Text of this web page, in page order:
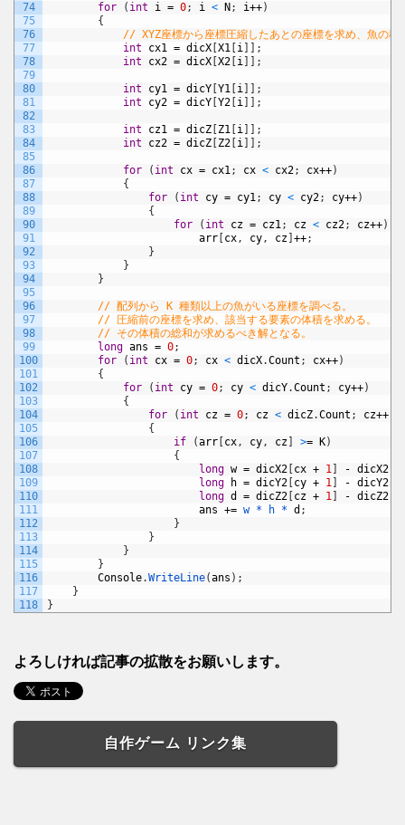
74
75
76
77
78
79
80
81
82
83
84
85
86
87
88
89
90
91
92
93
94
95
96
97
98
99
100
101
102
103
104
105
106
107
108
109
110
111
112
113
114
115
116
117
118
for ( int i = 0; i < N; i++)
{
// XYZ座標から座標圧縮したあとの座標を求め、魚の種
int
cx1 = dicX [X1 [i ] ] ;
int
cx2 = dicX [X2 [i ] ] ;
int cy1 = dicY [Y1 [i ] ] ;
int
cy2 = dicY [Y2 [i ] ] ;
int cz1 = dicZ [Z1 [i ] ] ;
int
cz2 = dicZ [Z2 [i ] ] ;
for ( int cx = cx1 ; cx < cx2; cx++)
{
for
( int cy = cy1 ; cy < cy2; cy++)
{
for
( int cz = cz1 ; cz < cz2; cz++)
arr [cx , cy , cz] ++;
}
}
}
// 配列から K 種類以上の魚がいる座標を調べる。
// 圧縮前の座標を求め、該当する要素の体積を求める。
// その体積の総和が求めるべき解となる。
long ans = 0;
for
( int cx = 0; cx < dicX.Count ; cx++)
{
for
( int cy = 0; cy < dicY.Count ; cy++)
{
for
( int cz = 0; cz < dicZ.Count ; cz++
{
if
(arr [cx , cy , cz] >= K)
{
long w = dicX2 [cx + 1 ] - dicX2
long
h = dicY2 [cy + 1 ] - dicY2
long d = dicZ2 [cz + 1 ] - dicZ2
ans += w * h * d ;
}
}
}
}
Console.WriteLine(ans ) ;
}
}
よろしければ記事の拡散をお願いします。
自作ゲーム リンク集